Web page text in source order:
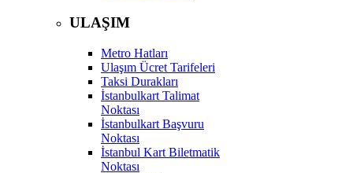
ULAŞIM
Metro Hatları
Ulaşım Ücret Tarifeleri
Taksi Durakları
İstanbulkart Talimat
Noktası
İstanbulkart Başvuru
Noktası
İstanbul Kart Biletmatik
Noktası